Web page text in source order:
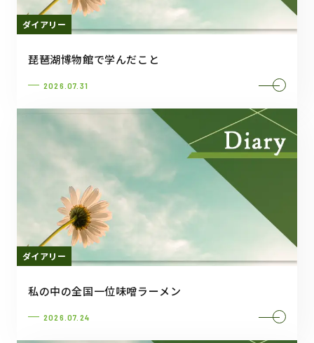
ダイアリー
琵琶湖博物館で学んだこと
2026.07.31
ダイアリー
私の中の全国一位味噌ラーメン
2026.07.24